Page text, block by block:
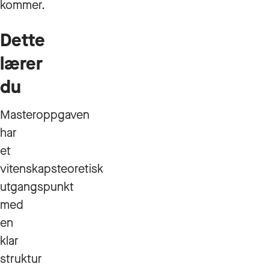
kommer.
Dette
lærer
du
Masteroppgaven
har
et
vitenskapsteoretisk
utgangspunkt
med
en
klar
struktur